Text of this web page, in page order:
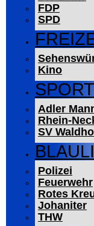
FDP
SPD
Kino
SPORT
Adler
Rhein-
SV
Polizei
Feuerwehr
Rotes
Johaniter
THW